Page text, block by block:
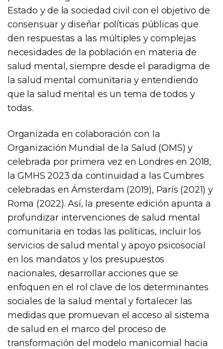
Estado y de la sociedad civil con el objetivo de
consensuar y diseñar políticas públicas que
den respuestas a las múltiples y complejas
necesidades de la población en materia de
salud mental, siempre desde el paradigma de
la salud mental comunitaria y entendiendo
que la salud mental es un tema de todos y
todas.
Organizada en colaboración con la
Organización Mundial de la Salud (OMS) y
celebrada por primera vez en Londres en 2018,
la GMHS 2023 da continuidad a las Cumbres
celebradas en Ámsterdam (2019), París (2021) y
Roma (2022). Así, la presente edición apunta a
profundizar intervenciones de salud mental
comunitaria en todas las políticas, incluir los
servicios de salud mental y apoyo psicosocial
en los mandatos y los presupuestos
nacionales, desarrollar acciones que se
enfoquen en el rol clave de los determinantes
sociales de la salud mental y fortalecer las
medidas que promuevan el acceso al sistema
de salud en el marco del proceso de
transformación del modelo manicomial hacia